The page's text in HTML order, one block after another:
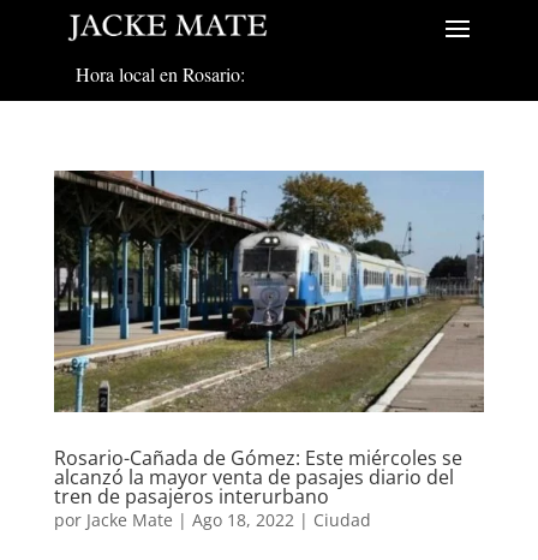
Hora local en Rosario:
Rosario-Cañada de Gómez: Este miércoles se
alcanzó la mayor venta de pasajes diario del
tren de pasajeros interurbano
por Jacke Mate | Ago 18, 2022| Ciudad